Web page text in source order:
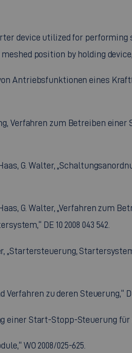
device utilized for
position by holding device,“
Antriebsfunktionen eines
Verfahren zum Betreiben
G. Walter,
G. Walter, „Verfahren zum
DE 10 2008 043 542.
„Startersteuerung,
zu deren Steuerung,“ DE
Start-Stopp-Steuerung für
WO 2008/025-625.